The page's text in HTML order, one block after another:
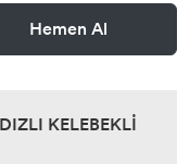
Hemen Al
KELEBEKLİ